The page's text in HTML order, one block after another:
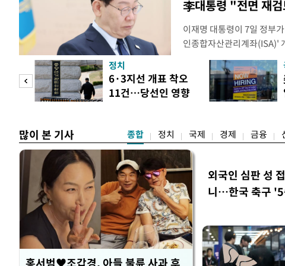
李대통령 "전면 재
이재명 대통령이 7일 정부
인종합자산관리계좌(ISA)'
안'을 전면 재검토 할 것을
들과의 상황 점검 회의에서
지법안을 둘러싼 투자자들
았다. 이 자리에서 이 대통
정치
6·3지선 개표 착오
11건…당선인 영향
많이 본 기사 종합 정치 국제 경제 금융
홍서범♥조갑경, 아들 불륜 사과 후
외국인 심판 성
니…한국 축구